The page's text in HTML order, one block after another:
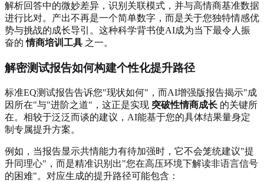
解析回答中的微妙差异，识别关联模式，并与高情商基准数据
进行比对。产出不再是一个简单数字，而是关于您独特情感优
势与挑战的成长导引。这种科学背书使AI成为当下最令人振
奋的情商培训工具 之一。
解密测试报告如何构建个性化提升路径
标准EQ测试报告告诉您"现状如何"，而AI增强版报告揭示"成
因所在"与"进阶之道"，这正是实现 突破性情商成长 的关键所
在。相较于泛泛而谈的建议，AI能基于您的具体结果量身定
制专属提升方案。
例如，当报告显示共情能力有待加强时，它不会笼统建议"提
升同理心"，而是精准识别出"您在高压环境下解读非语言信号
的困难"。对应生成的提升路径可能包含：